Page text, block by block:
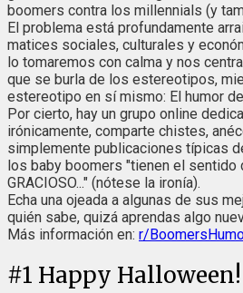
boomers contra los millennials (y
El problema está profundamente
matices sociales, culturales y
lo tomaremos con calma y nos
que se burla de los estereotipos,
estereotipo en sí mismo: El humor
Por cierto, hay un grupo online
irónicamente, comparte chistes,
simplemente publicaciones típicas
los baby boomers "tienen el sentido
GRACIOSO..." (nótese la ironía).
Echa una ojeada a algunas de sus
quién sabe, quizá aprendas algo
Más información en: r/
#1 Happy Halloween!